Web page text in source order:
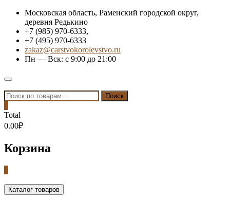
Skip
content
Московская область, Раменский городской округ,
деревня Редькино
+7 (985) 970-6333,
+7 (495) 970-6333
zakaz@carstvokorolevstvo.ru
Пн — Вск: с 9:00 до 21:00
Topbar
Menu
Искать: Поиск
Total
0.00₽
Корзина
Каталог товаров